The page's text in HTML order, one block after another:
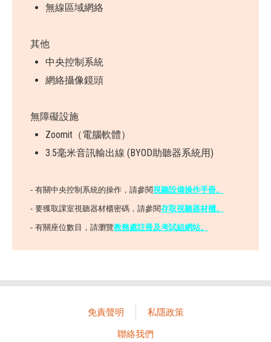
無線區域網絡
其他
中央控制系統
網絡攝像鏡頭
無障礙設施
Zoomit（電腦軟體）
3.5毫米音訊輸出線 (BYOD助聽器系統用)
- 有關中央控制系統的操作，請參閱視聽設備操作手冊。
- 要獲取課室視聽器材櫃密碼，請參閱存取視聽器材櫃。
- 有關座位數目，請瀏覽教務處註冊及考試組網站。
免責聲明
私隱政策
聯絡我們